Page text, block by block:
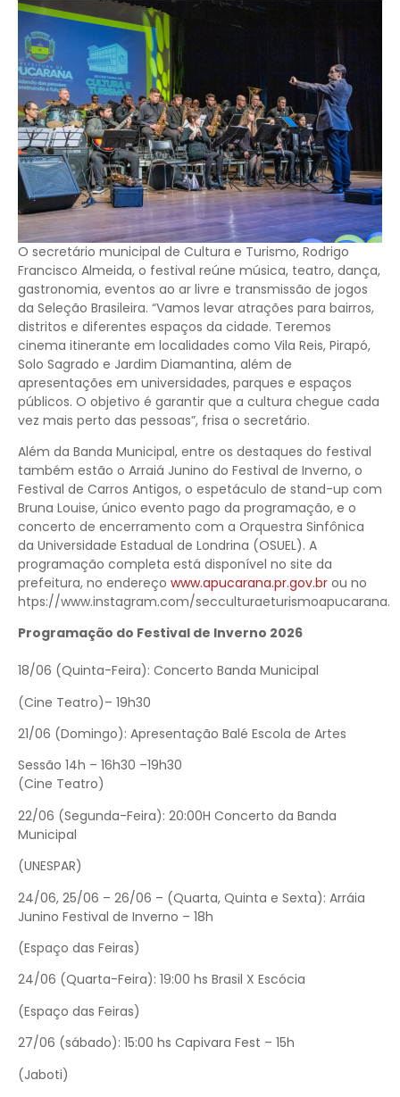
O secretário municipal de Cultura e Turismo, Rodrigo
Francisco Almeida, o festival reúne música, teatro, dança,
gastronomia, eventos ao ar livre e transmissão de jogos
da Seleção Brasileira. “Vamos levar atrações para bairros,
distritos e diferentes espaços da cidade. Teremos
cinema itinerante em localidades como Vila Reis, Pirapó,
Solo Sagrado e Jardim Diamantina, além de
apresentações em universidades, parques e espaços
públicos. O objetivo é garantir que a cultura chegue cada
vez mais perto das pessoas”, frisa o secretário.
Além da Banda Municipal, entre os destaques do festival
também estão o Arraiá Junino do Festival de Inverno, o
Festival de Carros Antigos, o espetáculo de stand-up com
Bruna Louise, único evento pago da programação, e o
concerto de encerramento com a Orquestra Sinfônica
da Universidade Estadual de Londrina (OSUEL). A
programação completa está disponível no site da
prefeitura, no endereço www.apucarana.pr.gov.br ou no
htps://www.instagram.com/secculturaeturismoapucarana.
Programação do Festival de Inverno 2026
18/06 (Quinta-Feira): Concerto Banda Municipal
(Cine Teatro)– 19h30
21/06 (Domingo): Apresentação Balé Escola de Artes
Sessão 14h – 16h30 –19h30
(Cine Teatro)
22/06 (Segunda-Feira): 20:00H Concerto da Banda
Municipal
(UNESPAR)
24/06, 25/06 – 26/06 – (Quarta, Quinta e Sexta): Arráia
Junino Festival de Inverno – 18h
(Espaço das Feiras)
24/06 (Quarta-Feira): 19:00 hs Brasil X Escócia
(Espaço das Feiras)
27/06 (sábado): 15:00 hs Capivara Fest – 15h
(Jaboti)